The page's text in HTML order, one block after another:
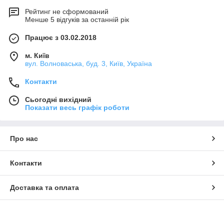
Рейтинг не сформований
Менше 5 відгуків за останній рік
Працює з 03.02.2018
м. Київ
вул. Волноваська, буд. 3, Київ, Україна
Контакти
Сьогодні вихідний
Показати весь графік роботи
Про нас
Контакти
Доставка та оплата